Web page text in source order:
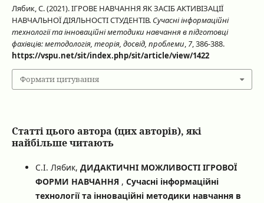
Лябик, С. (2021). ІГРОВЕ НАВЧАННЯ ЯК ЗАСІБ АКТИВІЗАЦІЇ
НАВЧАЛЬНОЇ ДІЯЛЬНОСТІ СТУДЕНТІВ. Сучасні інформаційні
технології та інноваційні методики навчання в підготовці
фахівців: методологія, теорія, досвід, проблеми, 7, 386-388.
https://vspu.net/sit/index.php/sit/article/view/1422
Формати цитування
Статті цього автора (цих авторів), які
найбільше читають
С.І. Лябик, ДИДАКТИЧНІ МОЖЛИВОСТІ ІГРОВОЇ
ФОРМИ НАВЧАННЯ , Сучасні інформаційні
технології та інноваційні методики навчання в